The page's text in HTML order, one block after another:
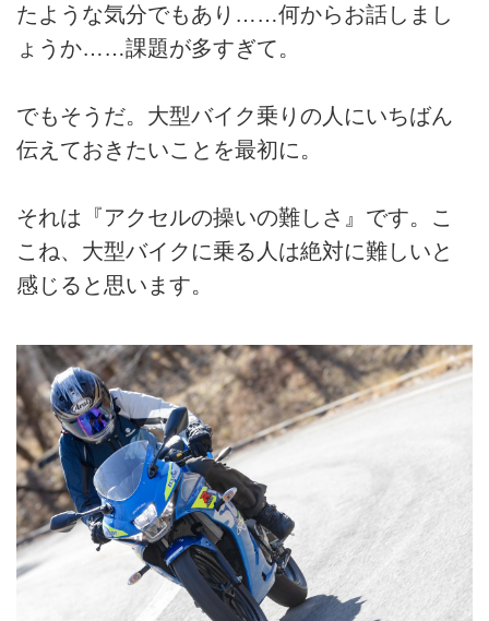
たような気分でもあり……何からお話しまし
ょうか……課題が多すぎて。
でもそうだ。大型バイク乗りの人にいちばん
伝えておきたいことを最初に。
それは『アクセルの操いの難しさ』です。こ
こね、大型バイクに乗る人は絶対に難しいと
感じると思います。